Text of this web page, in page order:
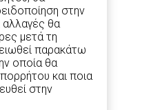
στην
αλλαγές θα
μετά τη
παρακάτω
οποία θα
και ποια
στην